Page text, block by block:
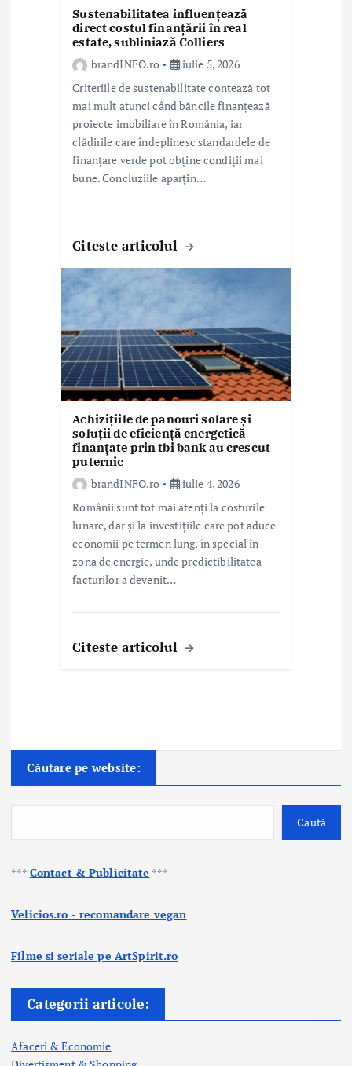
Sustenabilitatea influențează
direct costul finanțării în real
estate, subliniază Colliers
brandINFO.ro
iulie 5, 2026
Criteriile de sustenabilitate contează tot
mai mult atunci când băncile finanțează
proiecte imobiliare în România, iar
clădirile care îndeplinesc standardele de
finanțare verde pot obține condiții mai
bune. Concluziile aparțin…
Citeste articolul
Achizițiile de panouri solare și
soluții de eficiență energetică
finanțate prin tbi bank au crescut
puternic
brandINFO.ro
iulie 4, 2026
Românii sunt tot mai atenți la costurile
lunare, dar și la investițiile care pot aduce
economii pe termen lung, în special în
zona de energie, unde predictibilitatea
facturilor a devenit…
Citeste articolul
Căutare pe website:
Caută
*** Contact & Publicitate ***
Velicios.ro - recomandare vegan
Filme si seriale pe ArtSpirit.ro
Categorii articole:
Afaceri & Economie